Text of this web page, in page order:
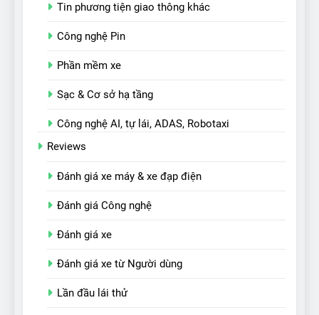
Tin phương tiện giao thông khác
Công nghệ Pin
Phần mềm xe
Sạc & Cơ sở hạ tầng
Công nghệ AI, tự lái, ADAS, Robotaxi
Reviews
Đánh giá xe máy & xe đạp điện
Đánh giá Công nghệ
Đánh giá xe
Đánh giá xe từ Người dùng
Lần đầu lái thử